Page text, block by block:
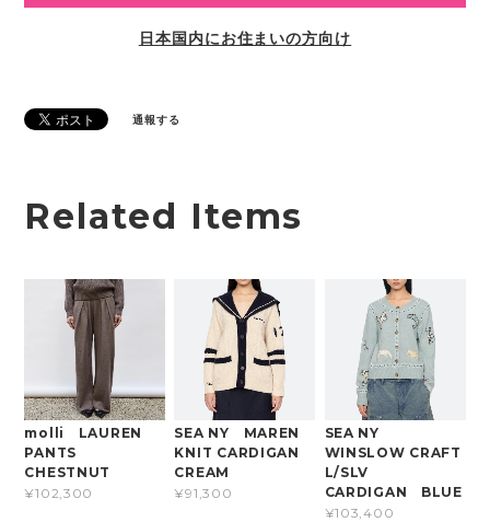
日本国内にお住まいの方向け
通報する
Related Items
molli LAUREN
PANTS
CHESTNUT
¥102,300
SEA NY MAREN
KNIT CARDIGAN
CREAM
¥91,300
SEA NY
WINSLOW CRAFT
L/SLV
CARDIGAN BLUE
¥103,400